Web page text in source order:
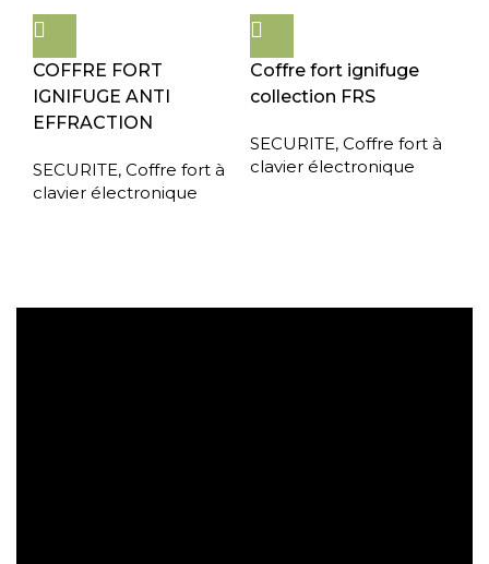
COFFRE FORT
IGNIFUGE ANTI
EFFRACTION
SECURITE, Coffre fort à
clavier électronique
Coffre fort ignifuge
collection FRS
SECURITE, Coffre fort à
clavier électronique